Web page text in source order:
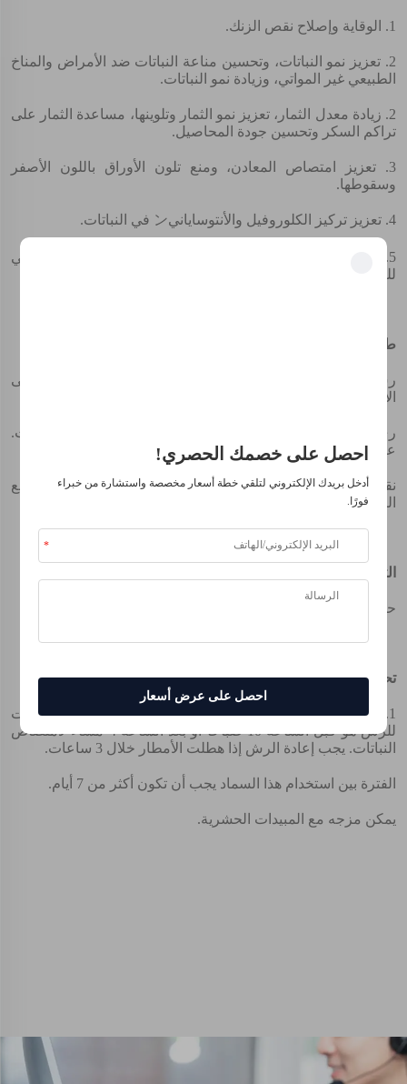
1. الوقاية وإصلاح نقص الزنك.
2. تعزيز نمو النباتات، وتحسين مناعة النباتات ضد الأمراض والمناخ
الطبيعي غير المواتي، وزيادة نمو النباتات.
2. زيادة معدل الثمار، تعزيز نمو الثمار وتلوينها، مساعدة الثمار على
تراكم السكر وتحسين جودة المحاصيل.
3. تعزيز امتصاص المعادن، ومنع تلون الأوراق باللون الأصفر
وسقوطها.
4. تعزيز تركيز الكلوروفيل والأنتوسايانيン في النباتات.
5. تعزيز التمثيل الضوئي، وتكوين البروتينات والتثبيت النيتروجيني
للنباتات.
طريقة الاستخدام:
رش الأوراق: اخلط مع الماء بمعدل 800-1000 مرة وارش على
الأوراق. عادةً ما يستخدم 1-2 كجم لكل فدان.
ري بالتنقيط: اخلط مع الماء بمعدل 200-300 مرة ورِّي النباتات.
عادةً ما يستخدم 3-5 كجم لكل فدان.
نقع البذور: اخلط مع الماء بمعدل 600-800 مرة وانقع البذور. نقع
البذور لمدة 12-48 ساعة.
التعبئة:
حقيبة بوزن 500غ/1كغ/5كغ/10كغ/20كغ/25كغ
تحذير:
1. الأيام الحارة أو الماطرة ليست مناسبة للرش. أفضل وقت
للرش هو قبل الساعة 10 صباحًا أو بعد الساعة 4 مساءً لامتصاص
النباتات. يجب إعادة الرش إذا هطلت الأمطار خلال 3 ساعات.
الفترة بين استخدام هذا السماد يجب أن تكون أكثر من 7 أيام.
يمكن مزجه مع المبيدات الحشرية.
احصل على خصمك الحصري!
أدخل بريدك الإلكتروني لتلقي خطة أسعار مخصصة واستشارة من خبراء
فورًا.
احصل على عرض أسعار